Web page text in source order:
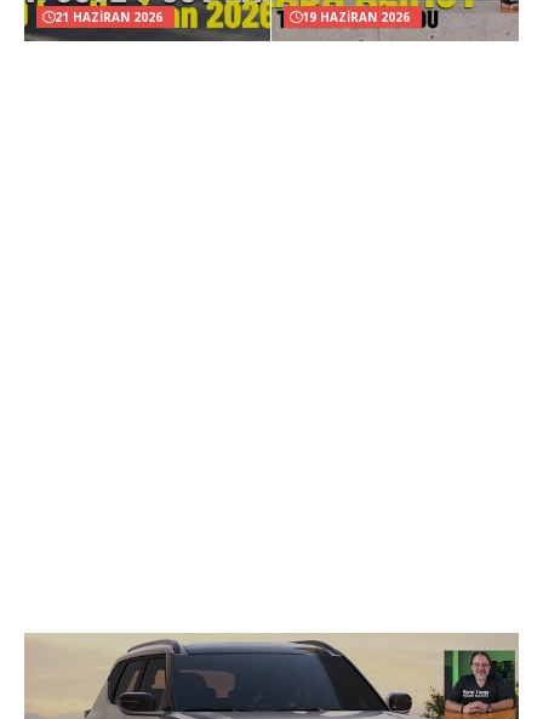
21 HAZIRAN 2026 19 HAZIRAN 2026